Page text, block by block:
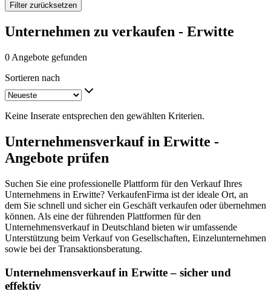
Filter zurücksetzen
Unternehmen zu verkaufen - Erwitte
0 Angebote gefunden
Sortieren nach
Keine Inserate entsprechen den gewählten Kriterien.
Unternehmensverkauf in Erwitte -
Angebote prüfen
Suchen Sie eine professionelle Plattform für den Verkauf Ihres
Unternehmens in Erwitte? VerkaufenFirma ist der ideale Ort, an
dem Sie schnell und sicher ein Geschäft verkaufen oder übernehmen
können. Als eine der führenden Plattformen für den
Unternehmensverkauf in Deutschland bieten wir umfassende
Unterstützung beim Verkauf von Gesellschaften, Einzelunternehmen
sowie bei der Transaktionsberatung.
Unternehmensverkauf in Erwitte – sicher und
effektiv